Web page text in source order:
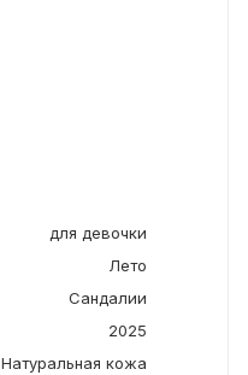
для девочки
Лето
Сандалии
2025
Натуральная кожа